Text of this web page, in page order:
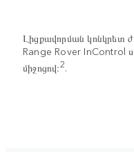
Լիցքավորման կոնկրետ
Range Rover InControl
միջոցով։2.